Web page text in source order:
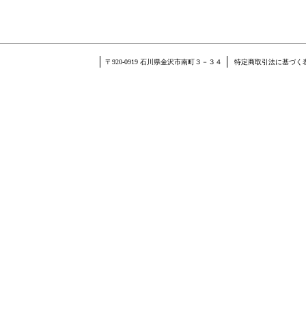
〒920-0919 石川県金沢市南町３－３４ 特定商取引法に基づく